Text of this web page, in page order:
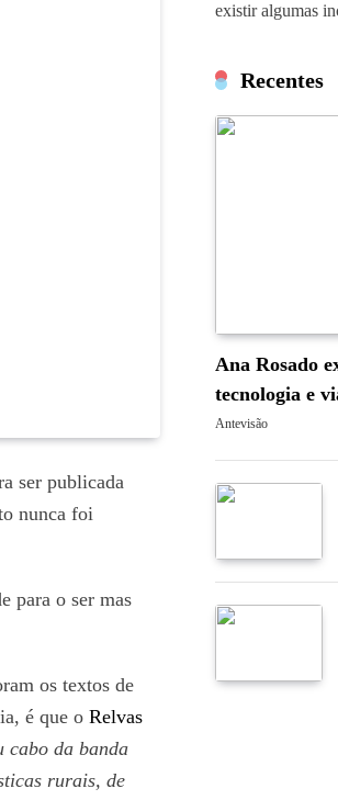
ser publicada
nunca foi
para o ser mas
os textos de
é que o Relvas
cabo da banda
rurais, de
existir algumas
Recentes
Ana Rosado
tecnologia e
“Occam’s
Antevisão